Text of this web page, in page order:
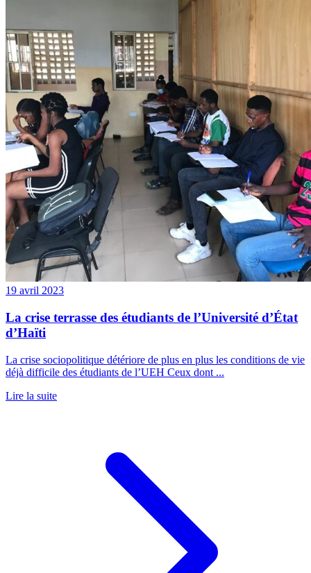
19 avril 2023
La crise terrasse des étudiants de l’Université d’État
d’Haïti
La crise sociopolitique détériore de plus en plus les conditions de vie
déjà difficile des étudiants de l’UEH Ceux dont ...
Lire la suite